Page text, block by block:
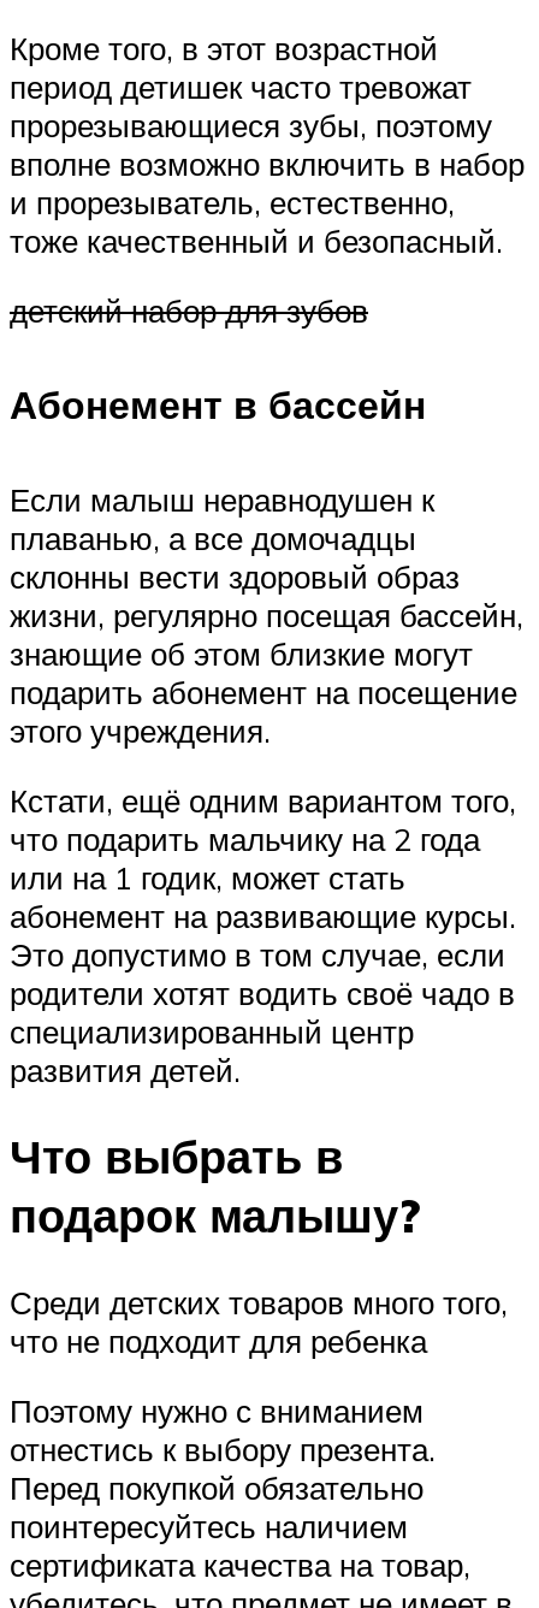
Кроме того, в этот возрастной
период детишек часто тревожат
прорезывающиеся зубы, поэтому
вполне возможно включить в набор
и прорезыватель, естественно,
тоже качественный и безопасный.
детский набор для зубов
Абонемент в бассейн
Если малыш неравнодушен к
плаванью, а все домочадцы
склонны вести здоровый образ
жизни, регулярно посещая бассейн,
знающие об этом близкие могут
подарить абонемент на посещение
этого учреждения.
Кстати, ещё одним вариантом того,
что подарить мальчику на 2 года
или на 1 годик, может стать
абонемент на развивающие курсы.
Это допустимо в том случае, если
родители хотят водить своё чадо в
специализированный центр
развития детей.
Что выбрать в
подарок малышу?
Среди детских товаров много того,
что не подходит для ребенка
Поэтому нужно с вниманием
отнестись к выбору презента.
Перед покупкой обязательно
поинтересуйтесь наличием
сертификата качества на товар,